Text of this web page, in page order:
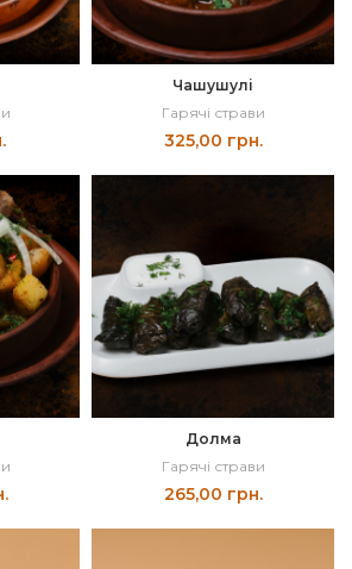
Чашушулі
Гарячі страви
325,00 грн.
Долма
Гарячі страви
265,00 грн.